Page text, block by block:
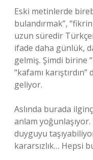
Eski metinlerde
bulandırmak”,
uzun süredir
ifade daha günlük,
gelmiş. Şimdi birine
“kafamı
geliyor.
Aslında burada
anlam
duyguyu
kararsızlık… Hepsi